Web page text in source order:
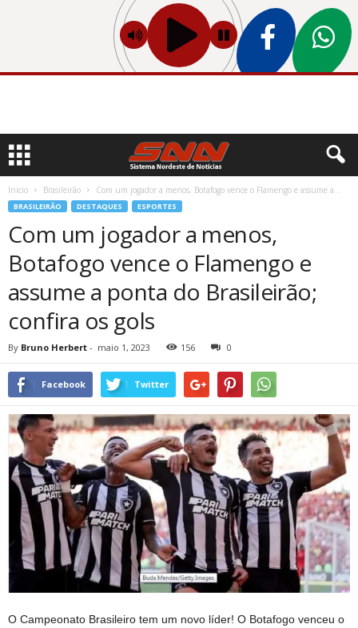
Inicio Brasileirão Com um jogador a menos, Botafogo vence o Flamengo e assume a...
BRASILEIRÃO DESTAQUES ESPORTES
Com um jogador a menos,
Botafogo vence o Flamengo e
assume a ponta do Brasileirão;
confira os gols
By Bruno Herbert - maio 1, 2023 156 0
Facebook Twitter
O Campeonato Brasileiro tem um novo líder! O Botafogo venceu o